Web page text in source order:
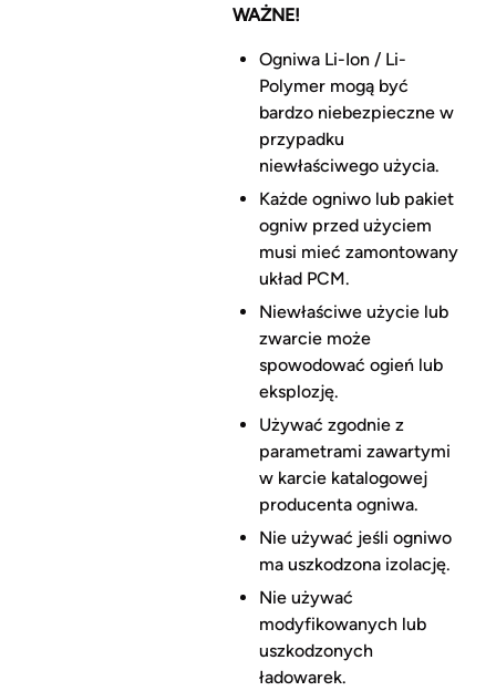
WAŻNE!
Ogniwa Li-Ion / Li-
Polymer mogą być
bardzo niebezpieczne w
przypadku
niewłaściwego użycia.
Każde ogniwo lub pakiet
ogniw przed użyciem
musi mieć zamontowany
układ PCM.
Niewłaściwe użycie lub
zwarcie może
spowodować ogień lub
eksplozję.
Używać zgodnie z
parametrami zawartymi
w karcie katalogowej
producenta ogniwa.
Nie używać jeśli ogniwo
ma uszkodzona izolację.
Nie używać
modyfikowanych lub
uszkodzonych
ładowarek.